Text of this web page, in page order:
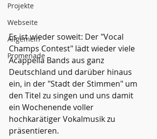
Projekte
Webseite
Allgemein
Promenade
Es ist wieder soweit: Der "Vocal
Champs Contest" lädt wieder viele
Acappella Bands aus ganz
Deutschland und darüber hinaus
ein, in der "Stadt der Stimmen" um
den Titel zu singen und uns damit
ein Wochenende voller
hochkarätiger Vokalmusik zu
präsentieren.